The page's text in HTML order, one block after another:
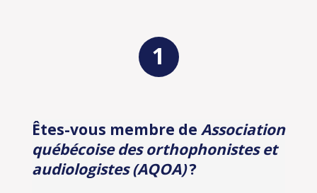
Identification
Êtes-vous membre de Association
québécoise des orthophonistes et
audiologistes (AQOA)?